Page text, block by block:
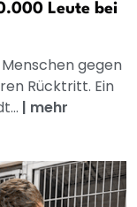
Leute bei
gegen
Rücktritt. Ein
| mehr